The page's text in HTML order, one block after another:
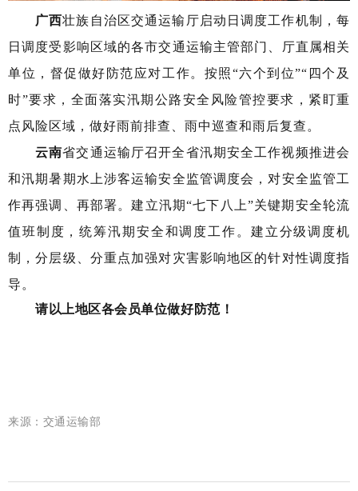
广西壮族自治区交通运输厅启动日调度工作机制，每
日调度受影响区域的各市交通运输主管部门、厅直属相关
单位，督促做好防范应对工作。按照“六个到位”“四个及
时”要求，全面落实汛期公路安全风险管控要求，紧盯重
点风险区域，做好雨前排查、雨中巡查和雨后复查。
云南省交通运输厅召开全省汛期安全工作视频推进会
和汛期暑期水上涉客运输安全监管调度会，对安全监管工
作再强调、再部署。建立汛期“七下八上”关键期安全轮流
值班制度，统筹汛期安全和调度工作。建立分级调度机
制，分层级、分重点加强对灾害影响地区的针对性调度指
导。
请以上地区各会员单位做好防范！
来源：交通运输部